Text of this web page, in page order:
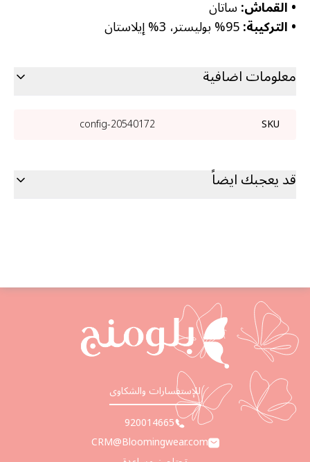
•القماش:ساتان
•التركيبة:
معلومات اضافية
SKU
20540172-config
قد يعجبك ايضاً
للإستفسارات والشكاوى
920014665
CRM@Bloomingwear.com